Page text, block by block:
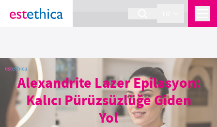
section Service {
Alexandrite Lazer Epilasyon:
Kalıcı Pürüzsüzlüğe Giden
Yol